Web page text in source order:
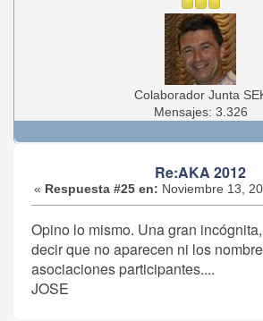
Colaborador Junta
Mensajes: 3.326
Re:AKA 2012
« Respuesta #25 en: Noviembre 13,
Opino lo mismo. Una gran
decir que no aparecen ni los
asociaciones participantes....
JOSE